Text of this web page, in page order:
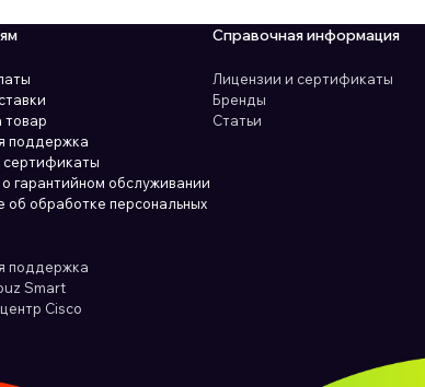
товар
поддержка
сертификаты
гарантийном обслуживании
об обработке персональных
поддержка
Smart
Cisco
Справочная информация
Лицензии и сертификаты
Бренды
Статьи